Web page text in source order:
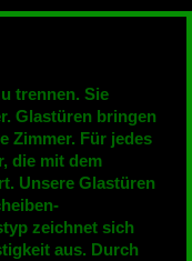
trennen. Sie
Glastüren bringen
Zimmer. Für jedes
die mit dem
Unsere Glastüren
zeichnet sich
aus. Durch